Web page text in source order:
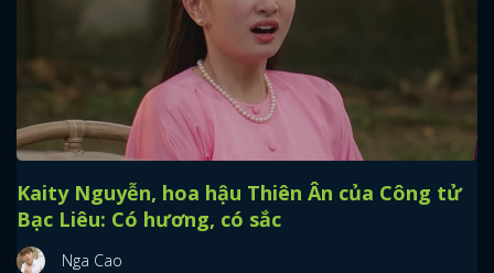
Kaity Nguyễn, hoa hậu Thiên Ân của Công tử
Bạc Liêu: Có hương, có sắc
Nga Cao